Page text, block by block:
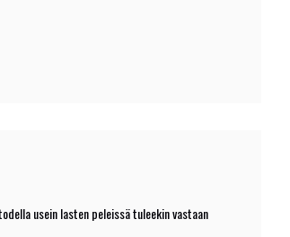
usein lasten peleissä tuleekin vastaan